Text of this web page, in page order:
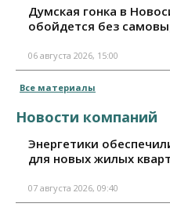
Думская гонка в
обойдется без
06 августа 2026, 15:00
Все материалы
Новости компаний
Энергетики
для новых жилых
07 августа 2026, 09:40